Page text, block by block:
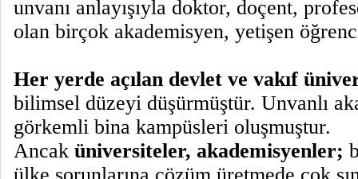
unvanı anlayışıyla doktor, doçent,
olan birçok akademisyen, yetişen
Her yerde açılan devlet ve vakıf
bilimsel düzeyi düşürmüştür. Unvanlı
görkemli bina kampüsleri oluşmuştur.
Ancak üniversiteler, akademisyenler;